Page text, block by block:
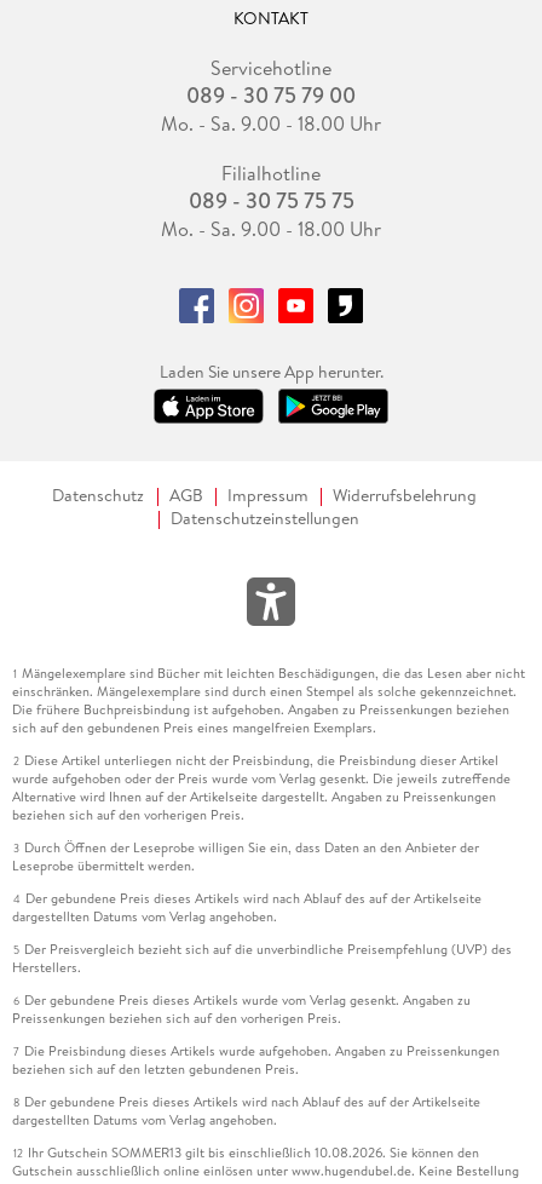
KONTAKT
Servicehotline
089 - 30 75 79 00
Mo. - Sa. 9.00 - 18.00 Uhr
Filialhotline
089 - 30 75 75 75
Mo. - Sa. 9.00 - 18.00 Uhr
Laden Sie unsere App herunter.
Datenschutz AGB Impressum
Widerrufsbelehrung
Datenschutzeinstellungen
1 Mängelexemplare sind Bücher mit leichten Beschädigungen, die das Lesen aber nicht
einschränken. Mängelexemplare sind durch einen Stempel als solche gekennzeichnet.
Die frühere Buchpreisbindung ist aufgehoben. Angaben zu Preissenkungen beziehen
sich auf den gebundenen Preis eines mangelfreien Exemplars.
2 Diese Artikel unterliegen nicht der Preisbindung, die Preisbindung dieser Artikel
wurde aufgehoben oder der Preis wurde vom Verlag gesenkt. Die jeweils zutreffende
Alternative wird Ihnen auf der Artikelseite dargestellt. Angaben zu Preissenkungen
beziehen sich auf den vorherigen Preis.
3 Durch Öffnen der Leseprobe willigen Sie ein, dass Daten an den Anbieter der
Leseprobe übermittelt werden.
4 Der gebundene Preis dieses Artikels wird nach Ablauf des auf der Artikelseite
dargestellten Datums vom Verlag angehoben.
5 Der Preisvergleich bezieht sich auf die unverbindliche Preisempfehlung (UVP) des
Herstellers.
6 Der gebundene Preis dieses Artikels wurde vom Verlag gesenkt. Angaben zu
Preissenkungen beziehen sich auf den vorherigen Preis.
7 Die Preisbindung dieses Artikels wurde aufgehoben. Angaben zu Preissenkungen
beziehen sich auf den letzten gebundenen Preis.
8 Der gebundene Preis dieses Artikels wird nach Ablauf des auf der Artikelseite
dargestellten Datums vom Verlag angehoben.
12 Ihr Gutschein SOMMER13 gilt bis einschließlich 10.08.2026. Sie können den
Gutschein ausschließlich online einlösen unter www.hugendubel.de. Keine Bestellung